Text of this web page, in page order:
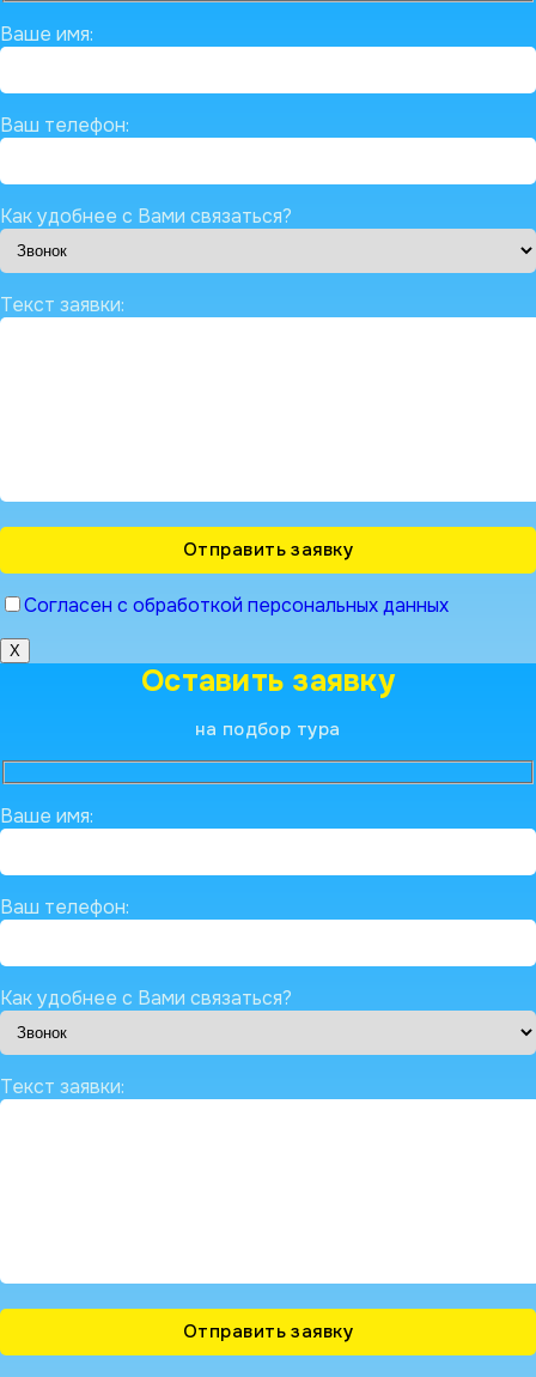
Ваше имя:
Ваш телефон:
Как удобнее с Вами связаться?
Текст заявки:
Согласен с обработкой персональных данных
X
Оставить заявку
на подбор тура
Ваше имя:
Ваш телефон:
Как удобнее с Вами связаться?
Текст заявки: